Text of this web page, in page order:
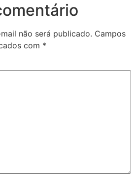
não será publicado. Campos
com *